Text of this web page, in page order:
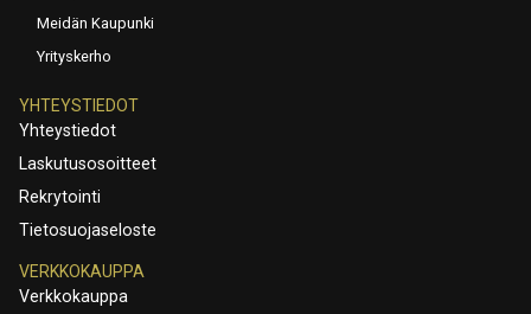
Meidän Kaupunki
Yrityskerho
YHTEYSTIEDOT
Yhteystiedot
Laskutusosoitteet
Rekrytointi
Tietosuojaseloste
VERKKOKAUPPA
Verkkokauppa